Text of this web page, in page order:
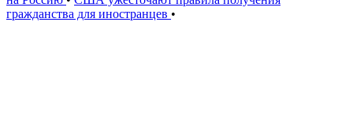
гражданства для иностранцев •